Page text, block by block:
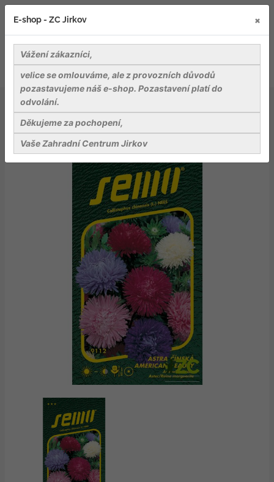
Osiva
Astra čínská - American beauty směs 0,5g
E-shop - ZC Jirkov ×
Vážení zákazníci,
velice se omlouváme, ale z provozních důvodů
pozastavujeme náš e-shop. Pozastavení platí do
odvolání.
Děkujeme za pochopení,
Vaše Zahradní Centrum Jirkov